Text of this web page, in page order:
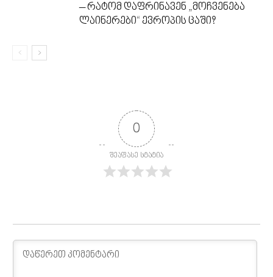
– რატომ დაფრინავენ „მოჩვენება
ლაინერები“ ევროპის ცაში?
0
შეაფასე სტატია